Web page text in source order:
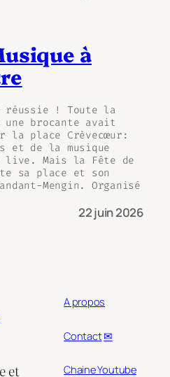
à
réussie ! Toute la
une brocante avait
la place Crèvecœur:
et de la musique
live. Mais la Fête de
sa place et son
Mengin. Organisé
22 juin 2026
et
A propos
Contact✉
Chaine Youtube